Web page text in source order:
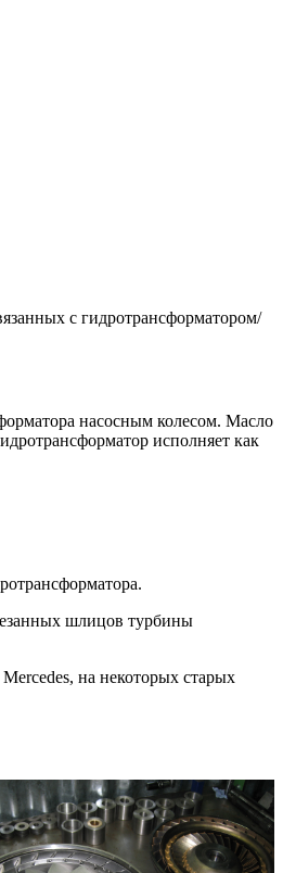
с гидротрансформатором/
насосным колесом. Масло
исполняет как
шлицов турбины
на некоторых старых